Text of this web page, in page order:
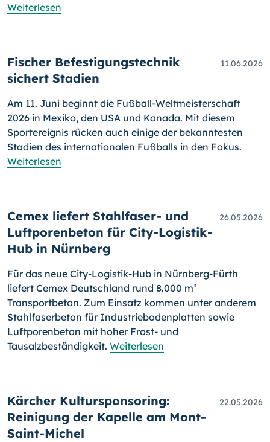
Weiterlesen
Fischer Befestigungstechnik
sichert Stadien
11.06.2026
Am 11. Juni beginnt die Fußball-Weltmeisterschaft
2026 in Mexiko, den USA und Kanada. Mit diesem
Sportereignis rücken auch einige der bekanntesten
Stadien des internationalen Fußballs in den Fokus.
Weiterlesen
Cemex liefert Stahlfaser- und
Luftporenbeton für City-Logistik-
Hub in Nürnberg
26.05.2026
Für das neue City-Logistik-Hub in Nürnberg-Fürth
liefert Cemex Deutschland rund 8.000 m³
Transportbeton. Zum Einsatz kommen unter anderem
Stahlfaserbeton für Industriebodenplatten sowie
Luftporenbeton mit hoher Frost- und
Tausalzbeständigkeit. Weiterlesen
Kärcher Kultursponsoring:
Reinigung der Kapelle am Mont-
Saint-Michel
22.05.2026